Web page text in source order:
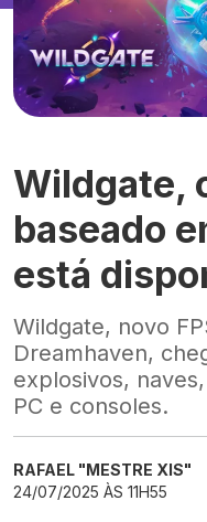
Wildgate,
baseado
está
Wildgate, novo
Dreamhaven,
explosivos,
PC e consoles.
RAFAEL "MESTRE XIS"
24/07/2025 ÀS 11H55